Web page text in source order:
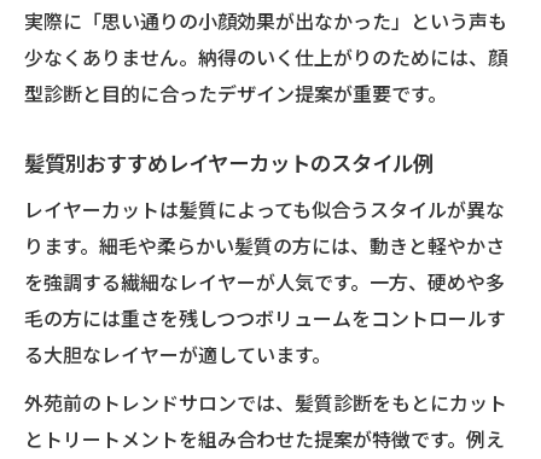
実際に「思い通りの小顔効果が出なかった」という声も
少なくありません。納得のいく仕上がりのためには、顔
型診断と目的に合ったデザイン提案が重要です。
髪質別おすすめレイヤーカットのスタイル例
レイヤーカットは髪質によっても似合うスタイルが異な
ります。細毛や柔らかい髪質の方には、動きと軽やかさ
を強調する繊細なレイヤーが人気です。一方、硬めや多
毛の方には重さを残しつつボリュームをコントロールす
る大胆なレイヤーが適しています。
外苑前のトレンドサロンでは、髪質診断をもとにカット
とトリートメントを組み合わせた提案が特徴です。例え